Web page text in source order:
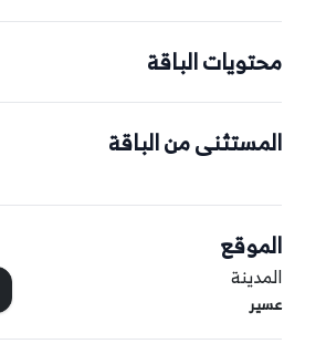
محتويات الباقة
المستثنى من الباقة
الموقع
المدينة
عسير